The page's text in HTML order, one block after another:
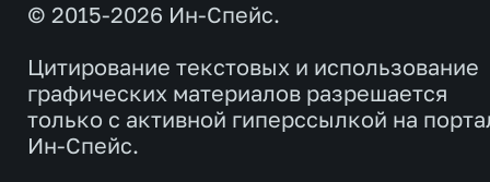
© 2015-2026 Ин-Спейс.
Цитирование текстовых и использование
графических материалов разрешается
только с активной гиперссылкой на
Ин-Спейс.